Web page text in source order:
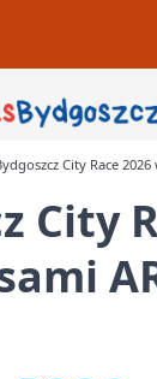
City Race
City